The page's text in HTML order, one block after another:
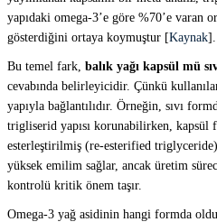
yapıdaki omega-3’e göre %70’e varan
gösterdiğini ortaya koymuştur [Kaynak].
Bu temel fark, balık yağı kapsül mü
cevabında belirleyicidir. Çünkü
yapıyla bağlantılıdır. Örneğin, sıvı
trigliserid yapısı korunabilirken,
esterleştirilmiş (re-esterified
yüksek emilim sağlar, ancak üretim
kontrolü kritik önem taşır.
Omega-3 yağ asidinin hangi formda